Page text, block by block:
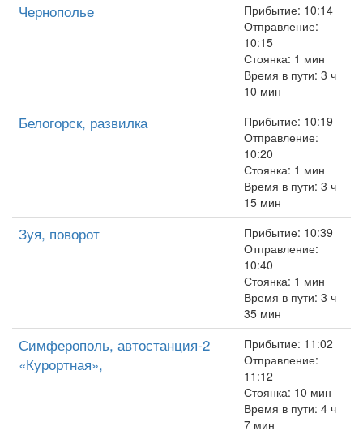
Чернополье
Прибытие: 10:14
Отправление:
10:15
Стоянка: 1 мин
Время в пути: 3 ч
10 мин
Белогорск, развилка
Прибытие: 10:19
Отправление:
10:20
Стоянка: 1 мин
Время в пути: 3 ч
15 мин
Зуя, поворот
Прибытие: 10:39
Отправление:
10:40
Стоянка: 1 мин
Время в пути: 3 ч
35 мин
Симферополь, автостанция-2
«Курортная»,
Прибытие: 11:02
Отправление:
11:12
Стоянка: 10 мин
Время в пути: 4 ч
7 мин